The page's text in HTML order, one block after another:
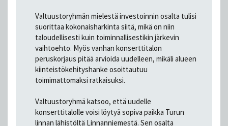
Valtuustoryhmän mielestä investoinnin osalta tulisi
suorittaa kokonaisharkinta siitä, mikä on niin
taloudellisesti kuin toiminnallisestikin järkevin
vaihtoehto. Myös vanhan konserttitalon
peruskorjaus pitää arvioida uudelleen, mikäli alueen
kiinteistökehityshanke osoittautuu
toimimattomaksi ratkaisuksi.
Valtuustoryhmä katsoo, että uudelle
konserttitalolle voisi löytyä sopiva paikka Turun
linnan lähistöltä Linnanniemestä. Sen osalta